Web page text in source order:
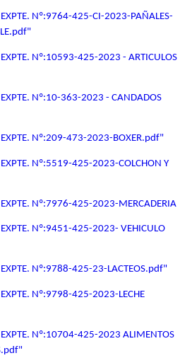
EXPTE. Nº:9764-425-CI-2023-PAÑALES-
EXPTE. Nº:10593-425-2023 - ARTICULOS
EXPTE. Nº:10-363-2023 - CANDADOS
EXPTE. Nº:209-473-2023-BOXER.pdf"
EXPTE. Nº:5519-425-2023-COLCHON Y
EXPTE. Nº:7976-425-2023-MERCADERIA
EXPTE. Nº:9451-425-2023- VEHICULO
EXPTE. Nº:9788-425-23-LACTEOS.pdf"
EXPTE. Nº:9798-425-2023-LECHE
EXPTE. Nº:10704-425-2023 ALIMENTOS